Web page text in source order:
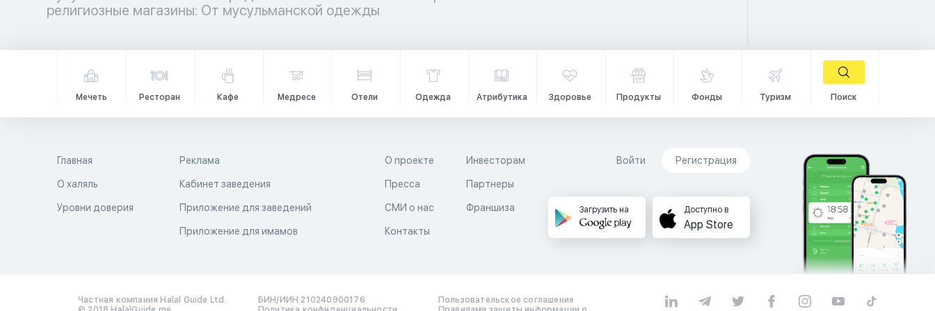
религиозные магазины: От мусульманской одежды
Мечеть Ресторан Кафе Медресе Отели Одежда Атрибутика Здоровье Продукты Фонды Туризм Поиск
Главная
О халяль
Уровни доверия
Реклама
Кабинет заведения
Приложение для заведений
Приложение для имамов
О проекте
Пресса
СМИ о нас
Контакты
Инвесторам
Партнеры
Франшиза
Войти Регистрация
Загрузить на Доступно в
App Store
Частная компания Halal Guide Ltd.
БИН/ИИН 210240900176
Пользовательское соглашение